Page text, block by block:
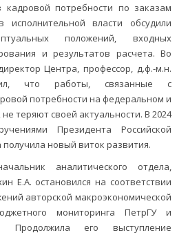
кадровой потребности по заказам
исполнительной власти обсудили
положений, входных
и результатов расчета. Во
Центра, профессор, д.ф.-м.н.
что работы, связанные с
потребности на федеральном и
теряют своей актуальности. В 2024
Президента Российской
новый виток развития.
аналитического отдела,
Е.А. остановился на соответствии
авторской макроэкономической
мониторинга ПетрГУ и
Продолжила его выступление